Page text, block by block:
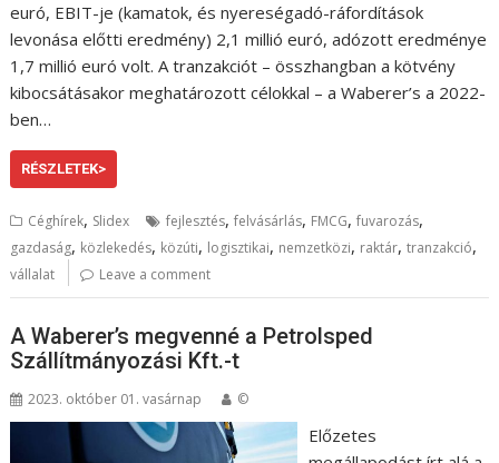
euró, EBIT-je (kamatok, és nyereségadó-ráfordítások
levonása előtti eredmény) 2,1 millió euró, adózott eredménye
1,7 millió euró volt. A tranzakciót – összhangban a kötvény
kibocsátásakor meghatározott célokkal – a Waberer’s a 2022-
ben…
RÉSZLETEK>
Céghírek, Slidex fejlesztés,felvásárlás, FMCG,fuvarozás,
gazdaság, közlekedés, közúti, logisztikai, nemzetközi, raktár,tranzakció,
vállalat Leave a comment
A Waberer’s megvenné a Petrolsped
Szállítmányozási Kft.-t
2023. október 01. vasárnap ©
Előzetes